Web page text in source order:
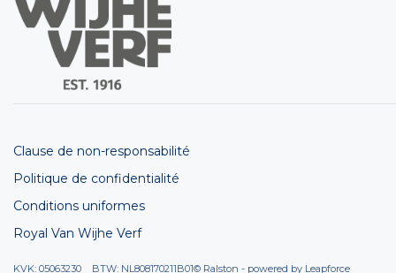
Clause de non-responsabilité
Politique de confidentialité
Conditions uniformes
Royal Van Wijhe Verf
KVK: 05063230 BTW: NL808170211B01© Ralston - powered by Leapforce